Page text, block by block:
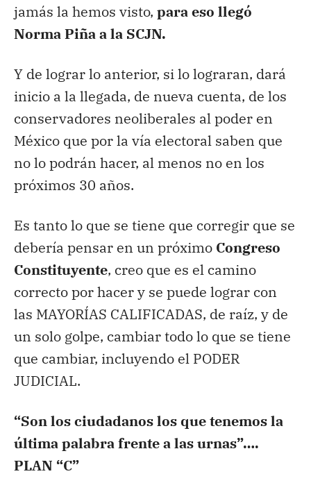
jamás la hemos visto, para eso llegó
Norma Piña a la SCJN.
Y de lograr lo anterior, si lo lograran, dará
inicio a la llegada, de nueva cuenta, de los
conservadores neoliberales al poder en
México que por la vía electoral saben que
no lo podrán hacer, al menos no en los
próximos 30 años.
Es tanto lo que se tiene que corregir que se
debería pensar en un próximo Congreso
Constituyente, creo que es el camino
correcto por hacer y se puede lograr con
las MAYORÍAS CALIFICADAS, de raíz, y de
un solo golpe, cambiar todo lo que se tiene
que cambiar, incluyendo el PODER
JUDICIAL.
“Son los ciudadanos los que tenemos la
última palabra frente a las urnas”….
PLAN “C”